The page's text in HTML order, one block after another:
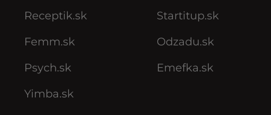
Receptik.sk
Femm.sk
Psych.sk
Yimba.sk
Startitup.sk
Odzadu.sk
Emefka.sk